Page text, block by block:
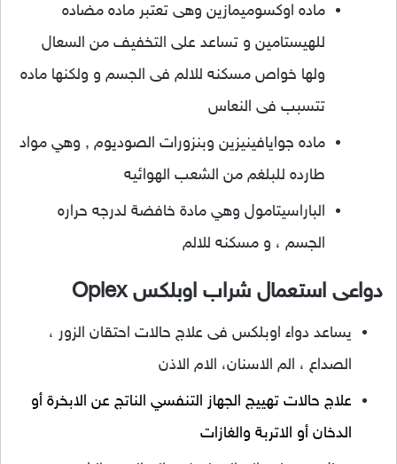
ماده اوكسوميمازين وهى تعتبر ماده مضاده
للهيستامين و تساعد على التخفيف من السعال
ولها خواص مسكنه للالم فى الجسم و ولكنها ماده
تتسبب فى النعاس
ماده جوايافينيزين وبنزورات الصوديوم , وهي مواد
طارده للبلغم من الشعب الهوائيه
الباراسيتامول وهي مادة خافضة لدرجه حراره
الجسم ، و مسكنه للالم
دواعى استعمال شراب اوبلكس Oplex
يساعد دواء اوبلكس فى علاج حالات احتقان الزور ،
الصداع ، الم الاسنان، الام الاذن
علاج حالات تهييج الجهاز التنفسي الناتج عن الابخرة أو
الدخان أو الاتربة والغازات